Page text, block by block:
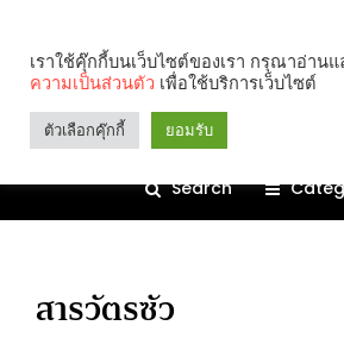
Search
สารวัตรซัว
เราใช้คุ๊กกี้บนเว็บไซต์ของเรา กรุณาอ่าน
ความเป็นส่วนตัว เพื่อใช้บริการเว็บไซต์
ตัวเลือกคุ๊กกี้ ยอมรับ